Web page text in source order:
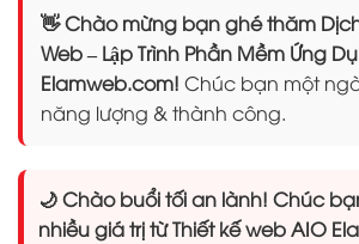
👋 Chào mừng bạn ghé thăm
Web – Lập Trình Phần Mềm Ứng
Elamweb.com! Chúc bạn một
năng lượng & thành công.
🌙 Chào buổi tối an lành! Chúc
nhiều giá trị từ Thiết kế web AIO